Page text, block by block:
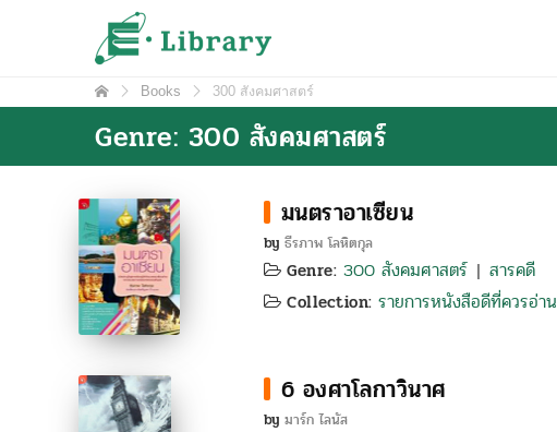
e-Library
ศูนย์วิทยบริการ โรงเรียนมหิดลวิทยานุสรณ์
Books 300 สังคมศาสตร์
Genre: 300 สังคมศาสตร์
มนตราอาเซียน
byธีรภาพ โลหิตกุล
Genre: 300 สังคมศาสตร์ | สารคดี
Collection:รายการหนังสือดีที่ควรอ่าน
6 องศาโลกาวินาศ
byมาร์ก ไลนัส